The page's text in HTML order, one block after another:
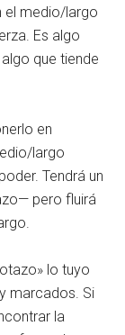
el medio/largo
Es algo
que tiende
en
largo
Tendrá un
pero fluirá
lo tuyo
marcados. Si
la